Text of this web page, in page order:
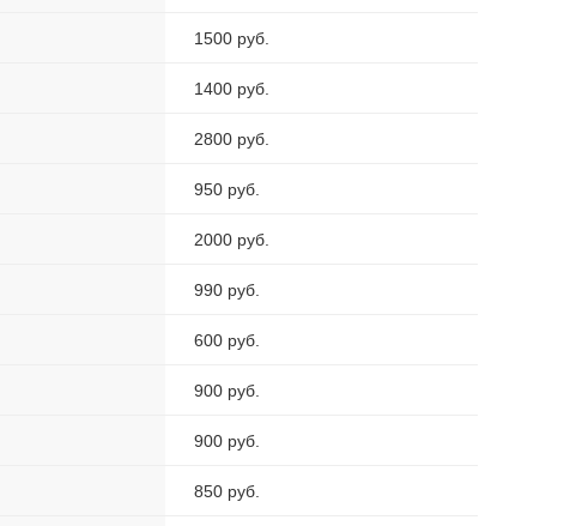
1500 руб.
1400 руб.
2800 руб.
950 руб.
2000 руб.
990 руб.
600 руб.
900 руб.
900 руб.
850 руб.